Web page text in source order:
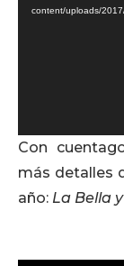
content/uploads/
Con
más detalles
año: La Bella